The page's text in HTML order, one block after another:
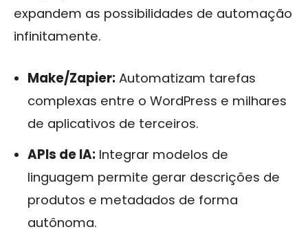
expandem as possibilidades de automação
infinitamente.
Make/Zapier: Automatizam tarefas
complexas entre o WordPress e milhares
de aplicativos de terceiros.
APIs de IA: Integrar modelos de
linguagem permite gerar descrições de
produtos e metadados de forma
autônoma.